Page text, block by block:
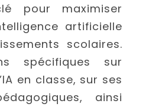
pour maximiser
artificielle
scolaires.
spécifiques sur
en classe, sur ses
ainsi